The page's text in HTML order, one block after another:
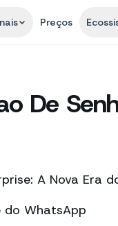
Preços
De
A Nova Era
do WhatsApp